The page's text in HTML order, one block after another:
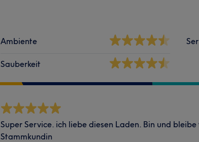
Ambiente
Sauberkeit
Super Service. ich liebe diesen Laden. Bin und
Stammkundin